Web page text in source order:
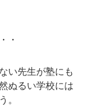
・
い先生が塾にも
ぬるい学校には
。